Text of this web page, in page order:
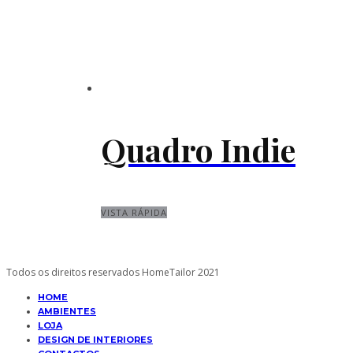
Quadro Indie
VISTA RÁPIDA
Todos os direitos reservados HomeTailor 2021
HOME
AMBIENTES
LOJA
DESIGN DE INTERIORES